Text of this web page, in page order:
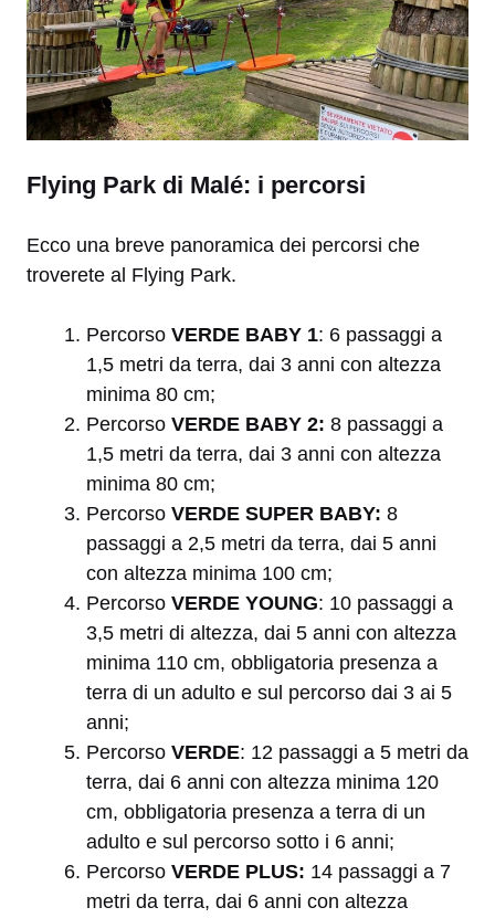
Flying Park di Malé: i percorsi
Ecco una breve panoramica dei percorsi che
troverete al Flying Park.
Percorso VERDE BABY 1: 6 passaggi a
1,5 metri da terra, dai 3 anni con altezza
minima 80 cm;
Percorso VERDE BABY 2: 8 passaggi a
1,5 metri da terra, dai 3 anni con altezza
minima 80 cm;
Percorso VERDE SUPER BABY: 8
passaggi a 2,5 metri da terra, dai 5 anni
con altezza minima 100 cm;
Percorso VERDE YOUNG: 10 passaggi a
3,5 metri di altezza, dai 5 anni con altezza
minima 110 cm, obbligatoria presenza a
terra di un adulto e sul percorso dai 3 ai 5
anni;
Percorso VERDE: 12 passaggi a 5 metri da
terra, dai 6 anni con altezza minima 120
cm, obbligatoria presenza a terra di un
adulto e sul percorso sotto i 6 anni;
Percorso VERDE PLUS: 14 passaggi a 7
metri da terra, dai 6 anni con altezza